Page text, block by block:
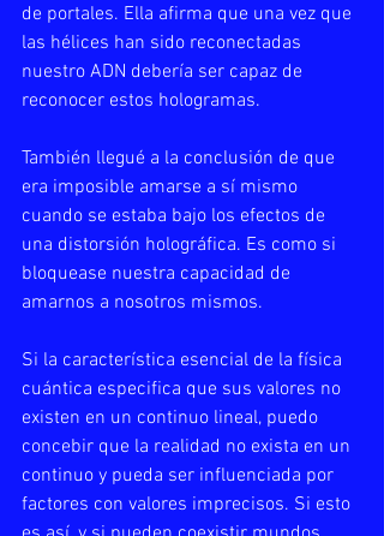
de portales. Ella afirma que una vez que
las hélices han sido reconectadas
nuestro ADN debería ser capaz de
reconocer estos hologramas.
También llegué a la conclusión de que
era imposible amarse a sí mismo
cuando se estaba bajo los efectos de
una distorsión holográfica. Es como si
bloquease nuestra capacidad de
amarnos a nosotros mismos.
Si la característica esencial de la física
cuántica especifica que sus valores no
existen en un continuo lineal, puedo
concebir que la realidad no exista en un
continuo y pueda ser influenciada por
factores con valores imprecisos. Si esto